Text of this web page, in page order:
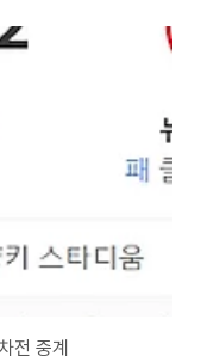
수 있습니다. 4차전
피 (3회 만루홈런 포함,
전 중계